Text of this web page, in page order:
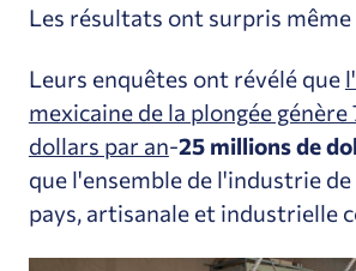
Les résultats ont surpris
Leurs enquêtes ont révélé que
mexicaine de la plongée
dollars par an-25 millions de
que l'ensemble de l'industrie de
pays, artisanale et industrielle